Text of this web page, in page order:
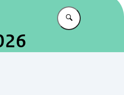
Vul in wat u